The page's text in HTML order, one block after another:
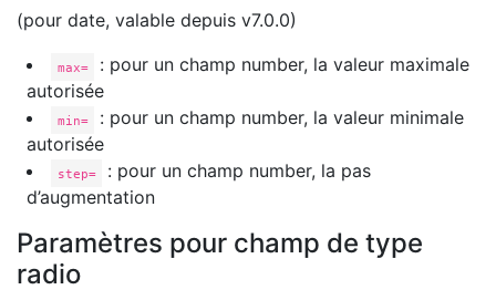
(pour date, valable depuis v7.0.0)
max=
: pour un champ number, la valeur maximale
autorisée
min=
: pour un champ number, la valeur minimale
autorisée
step=
: pour un champ number, la pas
d’augmentation
Paramètres pour champ de type
radio